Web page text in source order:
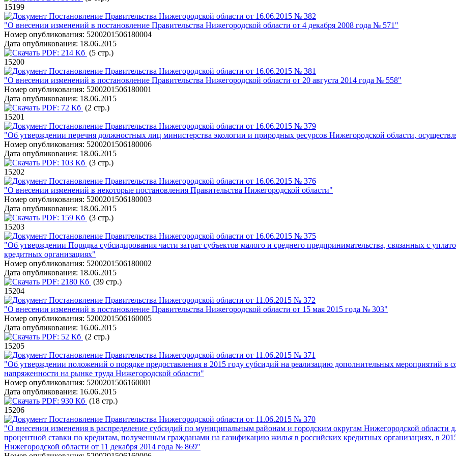
15199
Постановление Правительства Нижегородской области от 16.06.2015 № 382
"О внесении изменений в постановление Правительства Нижегородской области от 4 декабря 2008 года № 571"
Номер опубликования: 5200201506180004
Дата опубликования: 18.06.2015
PDF: 214 Кб (5 стр.)
15200
Постановление Правительства Нижегородской области от 16.06.2015 № 381
"О внесении изменений в постановление Правительства Нижегородской области от 20 августа 2014 года № 558"
Номер опубликования: 5200201506180001
Дата опубликования: 18.06.2015
PDF: 72 Кб (2 стр.)
15201
Постановление Правительства Нижегородской области от 16.06.2015 № 379
"Об утверждении перечня должностных лиц министерства экологии и природных ресурсов Нижегородской области,
Номер опубликования: 5200201506180006
Дата опубликования: 18.06.2015
PDF: 103 Кб (3 стр.)
15202
Постановление Правительства Нижегородской области от 16.06.2015 № 376
"О внесении изменений в некоторые постановления Правительства Нижегородской области"
Номер опубликования: 5200201506180003
Дата опубликования: 18.06.2015
PDF: 159 Кб (3 стр.)
15203
Постановление Правительства Нижегородской области от 16.06.2015 № 375
"Об утверждении Порядка субсидирования части затрат субъектов малого и среднего предпринимательства, связанных с
кредитных организациях"
Номер опубликования: 5200201506180002
Дата опубликования: 18.06.2015
PDF: 2180 Кб (39 стр.)
15204
Постановление Правительства Нижегородской области от 11.06.2015 № 372
"О внесении изменений в постановление Правительства Нижегородской области от 15 мая 2015 года № 303"
Номер опубликования: 5200201506160005
Дата опубликования: 16.06.2015
PDF: 52 Кб (2 стр.)
15205
Постановление Правительства Нижегородской области от 11.06.2015 № 371
"Об утверждении положений о порядке предоставления в 2015 году субсидий на реализацию дополнительных мероприятий в
напряженности на рынке труда Нижегородской области"
Номер опубликования: 5200201506160001
Дата опубликования: 16.06.2015
PDF: 930 Кб (18 стр.)
15206
Постановление Правительства Нижегородской области от 11.06.2015 № 370
"О внесении изменения в распределение субсидий по муниципальным районам и городским округам Нижегородской области
процентной ставки по кредитам, полученным гражданами на газификацию жилья в российских кредитных организациях, в
Нижегородской области от 11 декабря 2014 года № 869"